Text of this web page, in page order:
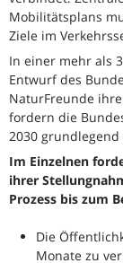
Mobilitätsplans
Ziele im
In einer mehr als
Entwurf des
NaturFreunde
fordern die
2030
Im Einzelnen
ihrer
Prozess bis zum
Die
Monate zu